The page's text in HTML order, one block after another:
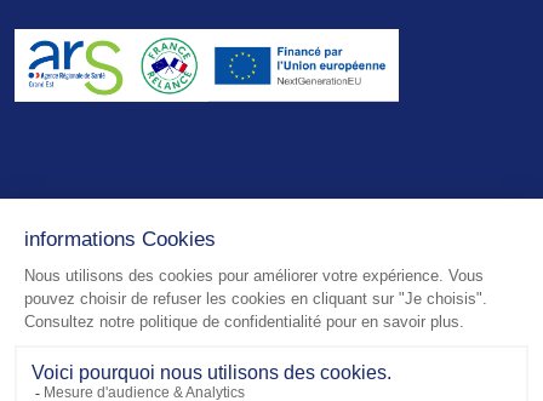
© 2026 - Centre de Réadaptation de Mulhouse - Tous droits réservés
Mentions légales Plan du site
Politique de confidentialité
Réalisation